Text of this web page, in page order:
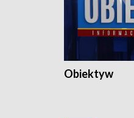
Obiektyw